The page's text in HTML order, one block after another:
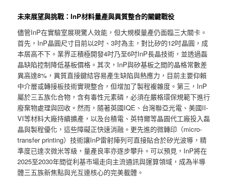
未來展望與挑戰：InP材料量產與異質整合的關鍵戰役
儘管InP在實驗室展現驚人效能，但大規模量產仍面臨三大關卡。
首先，InP晶圓尺寸目前以2吋、3吋為主，對比矽的12吋晶圓，成
本居高不下。業界正積極開發4吋乃至6吋InP長晶技術，並透過磊
晶缺陷控制降低基板價格。其次，InP與矽基板之間的晶格常數差
異高達8%，異質直接鍵結容易產生缺陷與熱應力，目前主要仰賴
中介層或轉接板技術實現整合，但增加了製程複雜度。第三，InP
屬於三五族化合物，含有毒性元素磷，必須在嚴格環保規範下進行
廢棄物處理與回收。然而，隨著英國IQE、台灣聯亞光電、美國II-
VI等材料大廠持續擴產，以及台積電、英特爾等晶圓代工廠投入磊
晶與製程優化，這些障礙正快速消融。更先進的微轉印（micro-
transfer printing）技術讓InP雷射陣列可直接貼合於矽光波導，精
準度已達次微米等級，量產良率亦逐步攀升。可以預見，InP將在
2025至2030年間從利基市場走向主流通訊與運算領域，成為半導
體三五族新焦點與光互連核心的完美載體。